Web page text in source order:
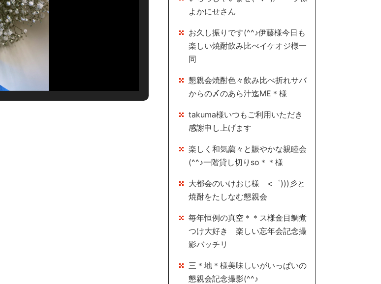
よかにせさん
お久し振りです(^^♪伊藤様今日も
楽しい焼酎飲み比べイケオジ様一
同
懇親会焼酎色々飲み比べ折れサバ
からの〆のあら汁迄ME＊様
takuma様いつもご利用いただき
感謝申し上げます
楽しく和気藹々と賑やかな親睦会
(^^♪一階貸し切りso＊＊様
大都会のいけおじ様 <゜)))彡と
焼酎をたしなむ懇親会
毎年恒例の真空＊＊ス様金目鯛煮
つけ大好き 楽しい忘年会記念撮
影バッチリ
三＊地＊様美味しいがいっぱいの
懇親会記念撮影(^^♪